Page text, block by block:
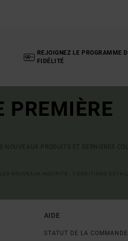
REJOIGNEZ LE PROGRAMME
FIDÉLITÉ
PREMIÈRE
PRODUITS ET DERNIÈRES
AIDE
STATUT DE LA COMMANDE